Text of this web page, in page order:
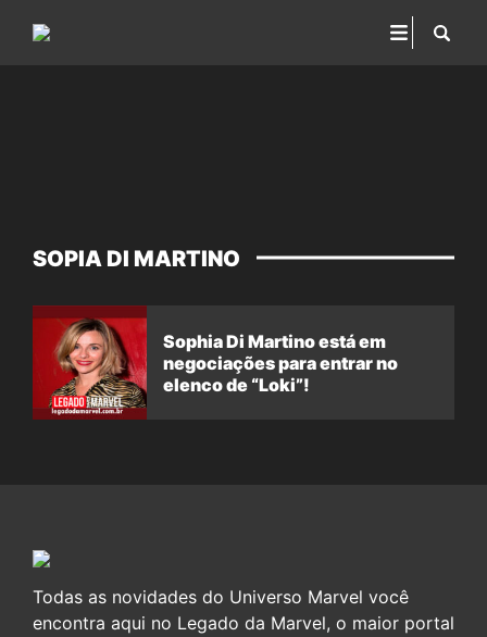
SOPIA DI MARTINO
Sophia Di Martino está em
negociações para entrar no
elenco de “Loki”!
Todas as novidades do Universo Marvel você
encontra aqui no Legado da Marvel, o maior portal